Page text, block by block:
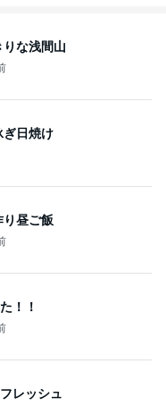
な浅間山
ぎ日焼け
昼ご飯
！！
レッシュ